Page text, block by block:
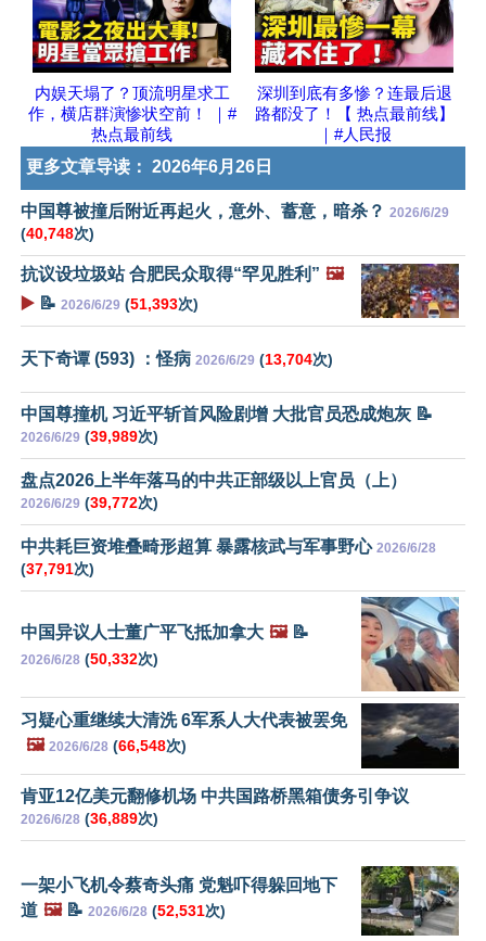
内娱天塌了？顶流明星求工
作，横店群演惨状空前！ ｜#
热点最前线
深圳到底有多惨？连最后退
路都没了！【 热点最前线】
｜#人民报
更多文章导读： 2026年6月26日
中国尊被撞后附近再起火，意外、蓄意，暗杀？ 2026/6/29
(40,748次)
抗议设垃圾站 合肥民众取得“罕见胜利” 🖼️
▶️ 📝 2026/6/29 (51,393次)
天下奇谭 (593) ：怪病 2026/6/29 (13,704次)
中国尊撞机 习近平斩首风险剧增 大批官员恐成炮灰 📝
2026/6/29 (39,989次)
盘点2026上半年落马的中共正部级以上官员（上）
2026/6/29 (39,772次)
中共耗巨资堆叠畸形超算 暴露核武与军事野心 2026/6/28
(37,791次)
中国异议人士董广平飞抵加拿大 🖼️📝
2026/6/28 (50,332次)
习疑心重继续大清洗 6军系人大代表被罢免
🖼️ 2026/6/28 (66,548次)
肯亚12亿美元翻修机场 中共国路桥黑箱债务引争议
2026/6/28 (36,889次)
一架小飞机令蔡奇头痛 党魁吓得躲回地下
道 🖼️📝 2026/6/28 (52,531次)